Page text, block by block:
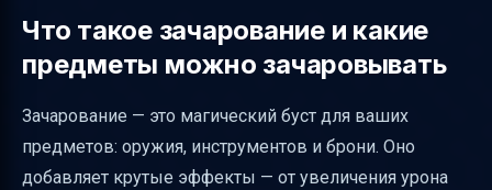
Как работает наковальня для починки и
чарований
Как удалить проклятия несъемности и
утраты
Советы по безопасному и экономичному
Что такое зачарование и какие
предметы можно зачаровывать
Зачарование — это магический буст для ваших
предметов: оружия, инструментов и брони. Оно
добавляет крутые эффекты — от увеличения урона